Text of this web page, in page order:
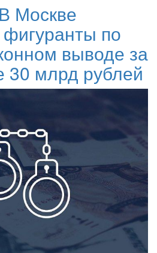
В Москве
по
выводе за
30 млрд рублей